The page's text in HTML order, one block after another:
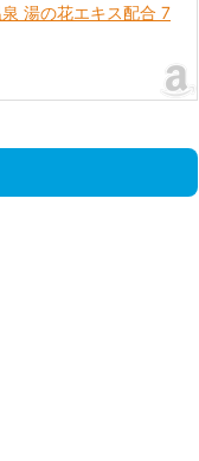
湯の花エキス配合 7